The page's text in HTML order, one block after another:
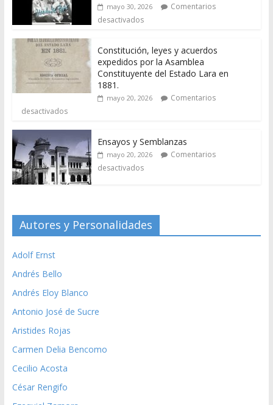
mayo 30, 2026
Comentarios
desactivados
Constitución, leyes y acuerdos
expedidos por la Asamblea
Constituyente del Estado Lara en
1881.
mayo 20, 2026
Comentarios
desactivados
Ensayos y Semblanzas
mayo 20, 2026
Comentarios
desactivados
Autores y Personalidades
Adolf Ernst
Andrés Bello
Andrés Eloy Blanco
Antonio José de Sucre
Aristides Rojas
Carmen Delia Bencomo
Cecilio Acosta
César Rengifo